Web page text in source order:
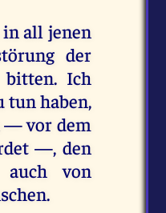
all jenen
der
bitten. Ich
tun haben,
— vor dem
—, den
von